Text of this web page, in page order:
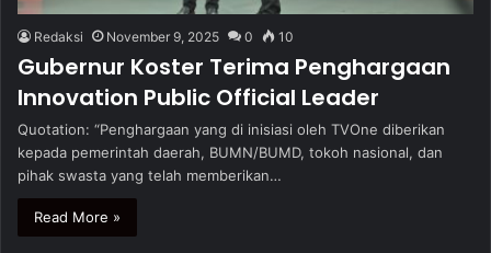
Redaksi November 9, 2025 0 10
Gubernur Koster Terima Penghargaan
Innovation Public Official Leader
Quotation: “Penghargaan yang di inisiasi oleh TVOne diberikan
kepada pemerintah daerah, BUMN/BUMD, tokoh nasional, dan
pihak swasta yang telah memberikan…
Read More »